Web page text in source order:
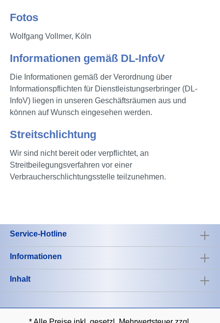
Fotos
Wolfgang Vollmer, Köln
Informationen gemäß DL-InfoV
Die Informationen gemäß der Verordnung über
Informationspflichten für Dienstleistungserbringer (DL-
InfoV) liegen in unseren Geschäftsräumen aus und
können auf Wunsch eingesehen werden.
Streitschlichtung
Wir sind nicht bereit oder verpflichtet, an
Streitbeilegungsverfahren vor einer
Verbraucherschlichtungsstelle teilzunehmen.
Service-Hotline
Informationen
Inhalt